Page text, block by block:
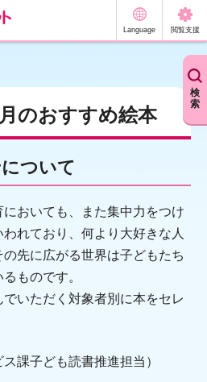
Language 閲覧支援
検
索
のおすすめ絵本
ついて
おいても、また集中力をつけ
れており、何より大好きな人
先に広がる世界は子どもたち
ものです。
いただく対象者別に本をセレ
課子ども読書推進担当）